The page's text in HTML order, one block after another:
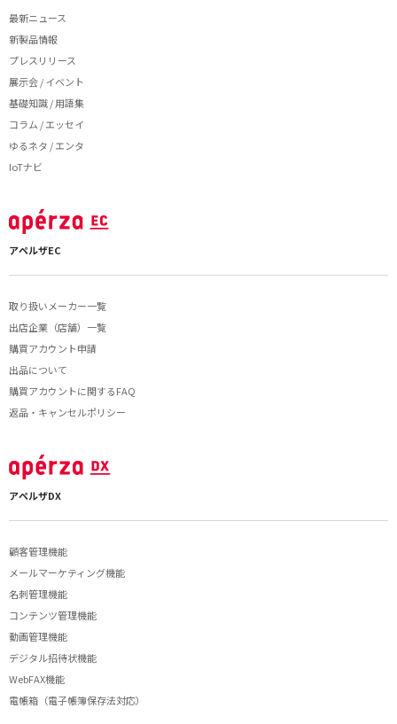
最新ニュース
新製品情報
プレスリリース
展示会 / イベント
基礎知識 / 用語集
コラム / エッセイ
ゆるネタ / エンタ
IoTナビ
アペルザEC
取り扱いメーカー一覧
出店企業（店舗）一覧
購買アカウント申請
出品について
購買アカウントに関するFAQ
返品・キャンセルポリシー
アペルザDX
顧客管理機能
メールマーケティング機能
名刺管理機能
コンテンツ管理機能
動画管理機能
デジタル招待状機能
WebFAX機能
電帳箱（電子帳簿保存法対応）